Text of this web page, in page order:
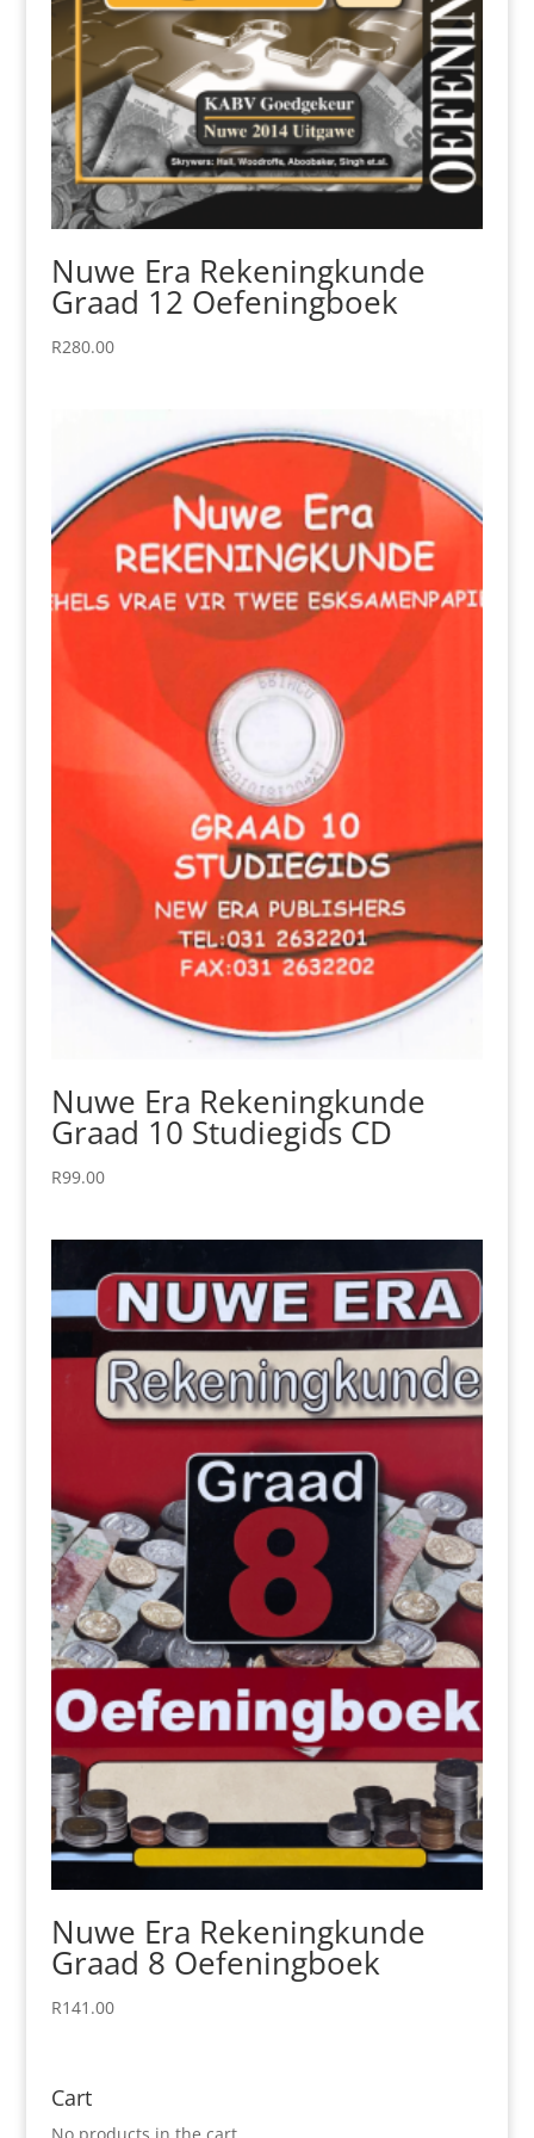
Nuwe Era Rekeningkunde
Graad 12 Oefeningboek
R280.00
Nuwe Era Rekeningkunde
Graad 10 Studiegids CD
R99.00
Nuwe Era Rekeningkunde
Graad 8 Oefeningboek
R141.00
Cart